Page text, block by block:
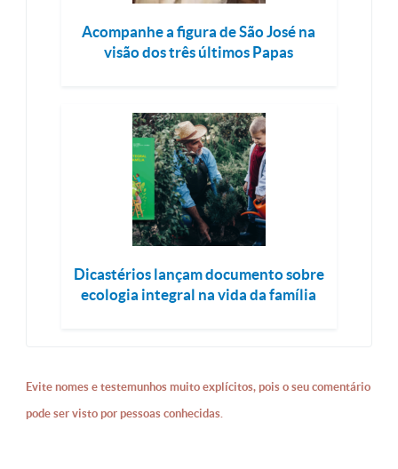
Acompanhe a figura de São José na
visão dos três últimos Papas
Dicastérios lançam documento sobre
ecologia integral na vida da família
Evite nomes e testemunhos muito explícitos, pois o seu comentário
pode ser visto por pessoas conhecidas.